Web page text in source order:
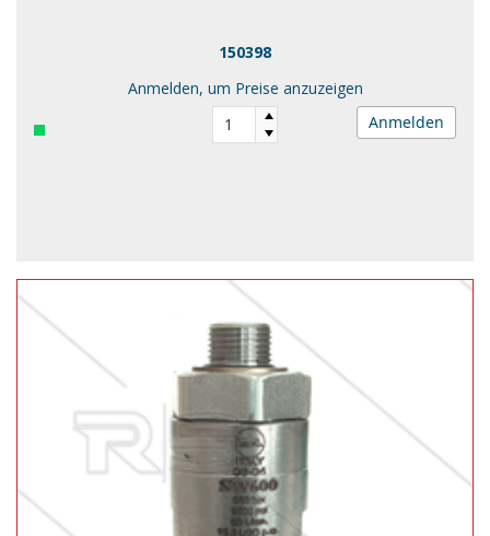
150398
Anmelden, um Preise anzuzeigen
Anmelden